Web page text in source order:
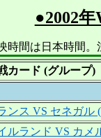
●2002
時間は日本時間
カード (グループ)
ンス VS セネガル
ルランド VS カメ